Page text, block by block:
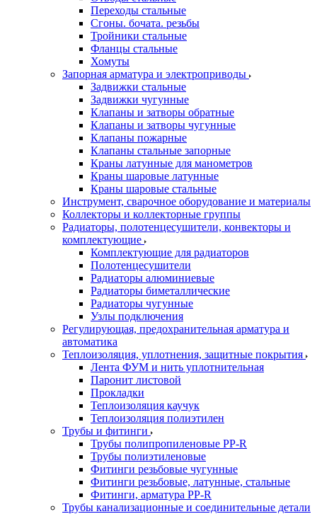
Переходы стальные
Сгоны. бочата. резьбы
Тройники стальные
Фланцы стальные
Хомуты
Запорная арматура и электроприводы
Задвижки стальные
Задвижки чугунные
Клапаны и затворы обратные
Клапаны и затворы чугунные
Клапаны пожарные
Клапаны стальные запорные
Краны латунные для манометров
Краны шаровые латунные
Краны шаровые стальные
Инструмент, сварочное оборудование и материалы
Коллекторы и коллекторные группы
Радиаторы, полотенцесушители, конвекторы и
комплектующие
Комплектующие для радиаторов
Полотенцесушители
Радиаторы алюминиевые
Радиаторы биметаллические
Радиаторы чугунные
Узлы подключения
Регулирующая, предохранительная арматура и
автоматика
Теплоизоляция, уплотнения, защитные покрытия
Лента ФУМ и нить уплотнительная
Паронит листовой
Прокладки
Теплоизоляция каучук
Теплоизоляция полиэтилен
Трубы и фитинги
Трубы полипропиленовые PP-R
Трубы полиэтиленовые
Фитинги резьбовые чугунные
Фитинги резьбовые, латунные, стальные
Фитинги, арматура PP-R
Трубы канализационные и соединительные детали